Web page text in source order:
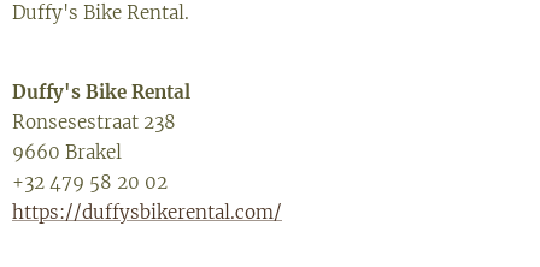
Duffy's Bike Rental.
Duffy's Bike Rental
Ronsesestraat 238
9660 Brakel
+32 479 58 20 02
https://duffysbikerental.com/